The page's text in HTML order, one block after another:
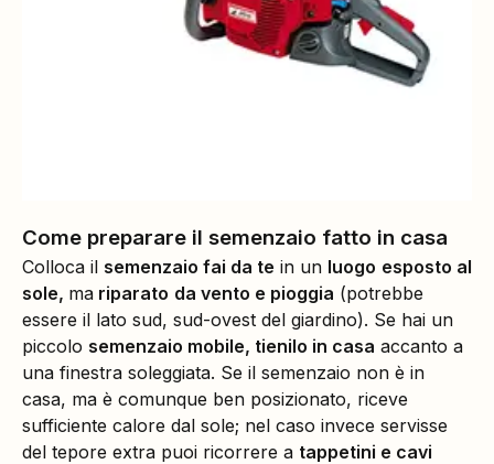
Come preparare il semenzaio fatto in casa
Colloca il semenzaio fai da te in un luogo esposto al
sole, ma riparato da vento e pioggia (potrebbe
essere il lato sud, sud-ovest del giardino). Se hai un
piccolo semenzaio mobile, tienilo in casa accanto a
una finestra soleggiata. Se il semenzaio non è in
casa, ma è comunque ben posizionato, riceve
sufficiente calore dal sole; nel caso invece servisse
del tepore extra puoi ricorrere a tappetini e cavi